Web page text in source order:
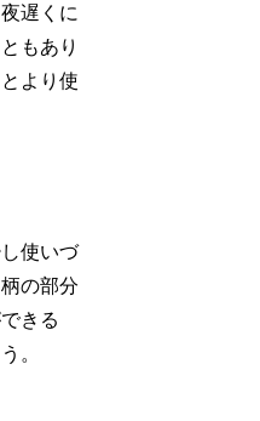
遅くに
もあり
より使
使いづ
の部分
きる
。